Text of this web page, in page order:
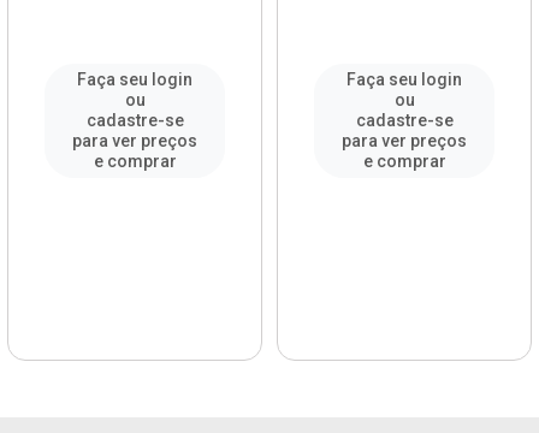
Faça seu login
ou
cadastre-se
para ver preços
e comprar
Faça seu login
ou
cadastre-se
para ver preços
e comprar